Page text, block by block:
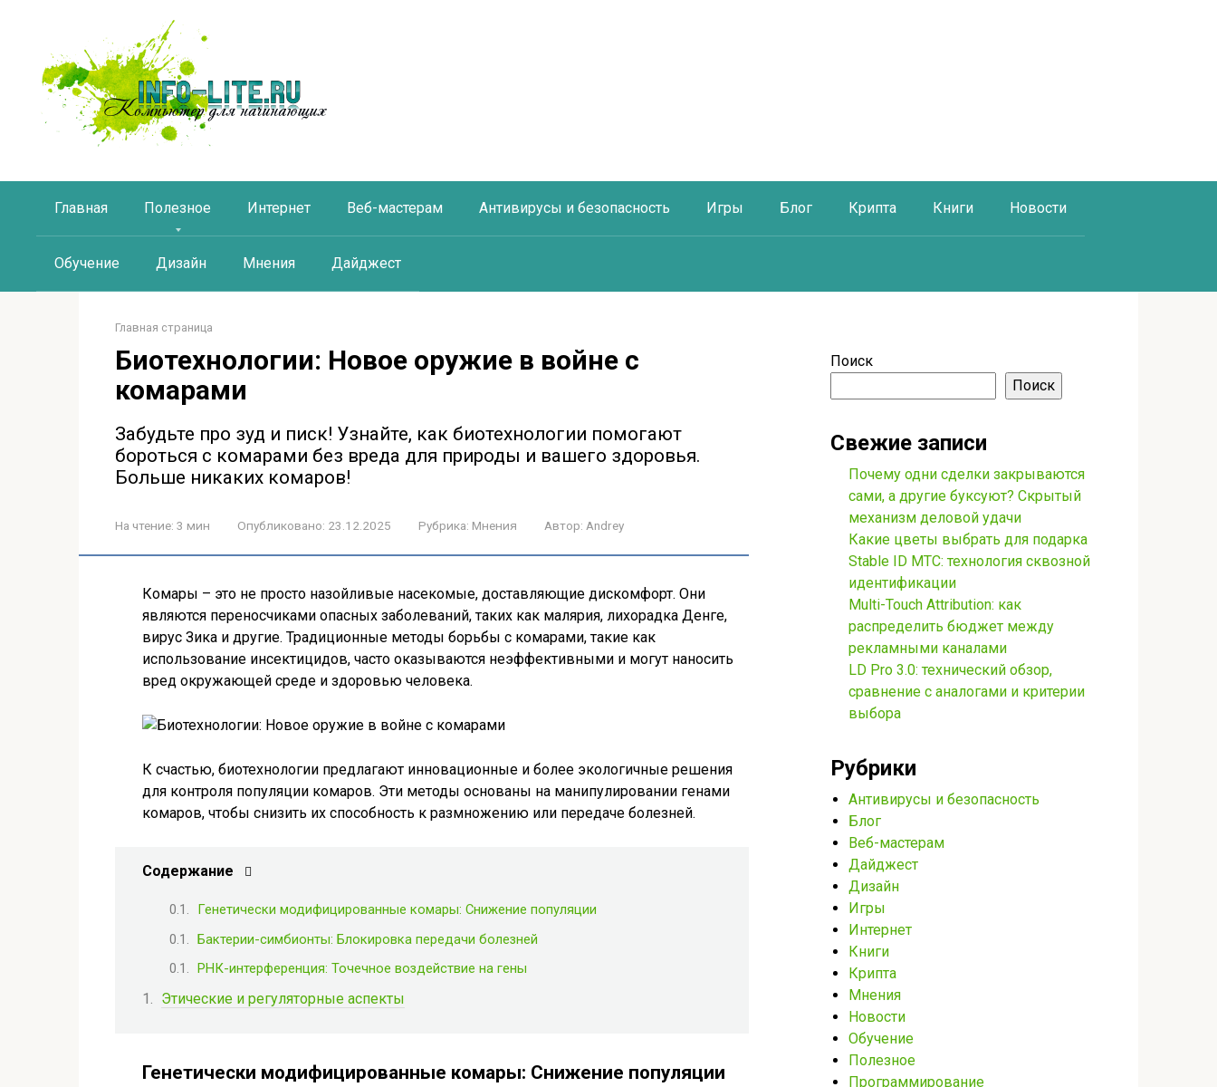
контенту
Главная Полезное Интернет Веб-мастерам Антивирусы и безопасность Игры Блог Крипта Книги Новости
Обучение Дизайн Мнения Дайджест
Главная страница
Биотехнологии: Новое оружие в войне с
комарами
Забудьте про зуд и писк! Узнайте, как биотехнологии помогают
бороться с комарами без вреда для природы и вашего здоровья.
Больше никаких комаров!
На чтение: 3 мин Опубликовано: 23.12.2025 Рубрика: Мнения Автор: Andrey
Комары – это не просто назойливые насекомые, доставляющие дискомфорт. Они
являются переносчиками опасных заболеваний, таких как малярия, лихорадка Денге,
вирус Зика и другие. Традиционные методы борьбы с комарами, такие как
использование инсектицидов, часто оказываются неэффективными и могут наносить
вред окружающей среде и здоровью человека.
К счастью, биотехнологии предлагают инновационные и более экологичные решения
для контроля популяции комаров. Эти методы основаны на манипулировании генами
комаров, чтобы снизить их способность к размножению или передаче болезней.
Содержание
Генетически модифицированные комары: Снижение популяции
Бактерии-симбионты: Блокировка передачи болезней
РНК-интерференция: Точечное воздействие на гены
Этические и регуляторные аспекты
Генетически модифицированные комары: Снижение популяции
Поиск
Поиск
Свежие записи
Почему одни сделки закрываются
сами, а другие буксуют? Скрытый
механизм деловой удачи
Какие цветы выбрать для подарка
Stable ID МТС: технология сквозной
идентификации
Multi-Touch Attribution: как
распределить бюджет между
рекламными каналами
LD Pro 3.0: технический обзор,
сравнение с аналогами и критерии
выбора
Рубрики
Антивирусы и безопасность
Блог
Веб-мастерам
Дайджест
Дизайн
Игры
Интернет
Книги
Крипта
Мнения
Новости
Обучение
Полезное
Программирование